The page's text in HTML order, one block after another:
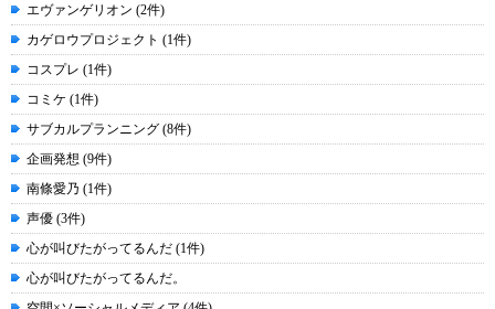
エヴァンゲリオン (2件)
カゲロウプロジェクト (1件)
コスプレ (1件)
コミケ (1件)
サブカルプランニング (8件)
企画発想 (9件)
南條愛乃 (1件)
声優 (3件)
心が叫びたがってるんだ (1件)
心が叫びたがってるんだ。